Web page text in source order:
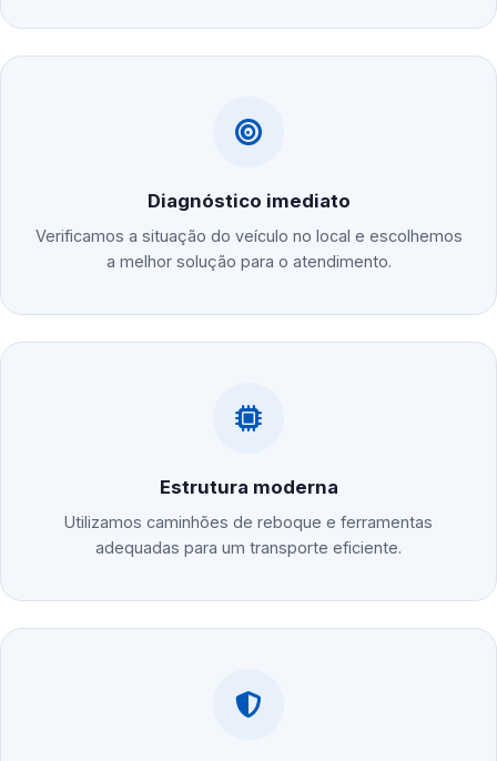
Diagnóstico imediato
Verificamos a situação do veículo no local e escolhemos
a melhor solução para o atendimento.
Estrutura moderna
Utilizamos caminhões de reboque e ferramentas
adequadas para um transporte eficiente.